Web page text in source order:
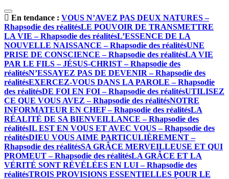
En tendance : VOUS N’AVEZ PAS DEUX NATURES –
Rhapsodie des réalitésLE POUVOIR DE TRANSMETTRE
LA VIE – Rhapsodie des réalitésL’ESSENCE DE LA
NOUVELLE NAISSANCE – Rhapsodie des réalitésUNE
PRISE DE CONSCIENCE – Rhapsodie des réalitésLA VIE
PAR LE FILS – JÉSUS-CHRIST – Rhapsodie des
réalitésN’ESSAYEZ PAS DE DEVENIR – Rhapsodie des
réalitésEXERCEZ-VOUS DANS LA PAROLE – Rhapsodie
des réalitésDE FOI EN FOI – Rhapsodie des réalitésUTILISEZ
CE QUE VOUS AVEZ – Rhapsodie des réalitésNOTRE
INFORMATEUR EN CHEF – Rhapsodie des réalitésLA
RÉALITÉ DE SA BIENVEILLANCE – Rhapsodie des
réalitésIL EST EN VOUS ET AVEC VOUS – Rhapsodie des
réalitésDIEU VOUS AIME PARTICULIÈREMENT –
Rhapsodie des réalitésSA GRÂCE MERVEILLEUSE ET QUI
PROMEUT – Rhapsodie des réalitésLA GRÂCE ET LA
VÉRITÉ SONT RÉVÉLÉES EN LUI – Rhapsodie des
réalitésTROIS PROVISIONS ESSENTIELLES POUR LE